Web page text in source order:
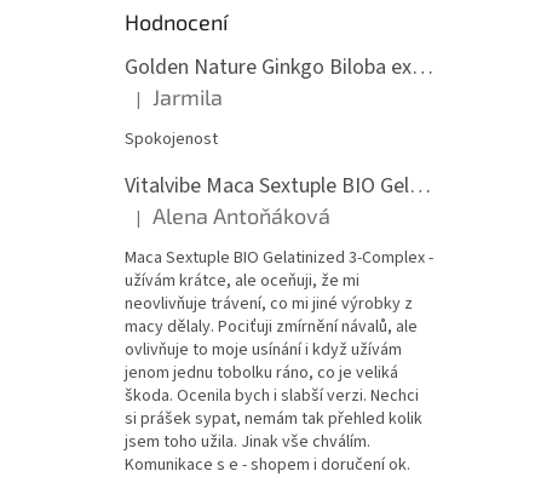
Hodnocení
Golden Nature Ginkgo Biloba extrakt 50:1 60mg, 100 kapslí
Hodnocení produktu je 5 z 5 hvězdiček.
| Jarmila
Spokojenost
Vitalvibe Maca Sextuple BIO Gelatinized 3-Complex, 60 kapslí
Hodnocení produktu je 5 z 5 hvězdiček.
| Alena Antoňáková
Maca Sextuple BIO Gelatinized 3-Complex -
užívám krátce, ale oceňuji, že mi
neovlivňuje trávení, co mi jiné výrobky z
macy dělaly. Pociťuji zmírnění návalů, ale
ovlivňuje to moje usínání i když užívám
jenom jednu tobolku ráno, co je veliká
škoda. Ocenila bych i slabší verzi. Nechci
si prášek sypat, nemám tak přehled kolik
jsem toho užila. Jinak vše chválím.
Komunikace s e - shopem i doručení ok.